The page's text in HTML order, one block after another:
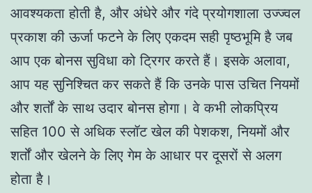
आवश्यकता होती है, और अंधेरे और गंदे प्रयोगशाला उज्ज्वल
प्रकाश की ऊर्जा फटने के लिए एकदम सही पृष्ठभूमि है जब
आप एक बोनस सुविधा को ट्रिगर करते हैं। इसके अलावा,
आप यह सुनिश्चित कर सकते हैं कि उनके पास उचित नियमों
और शर्तों के साथ उदार बोनस होगा। वे कभी लोकप्रिय
सहित 100 से अधिक स्लॉट खेल की पेशकश, नियमों और
शर्तों और खेलने के लिए गेम के आधार पर दूसरों से अलग
होता है।